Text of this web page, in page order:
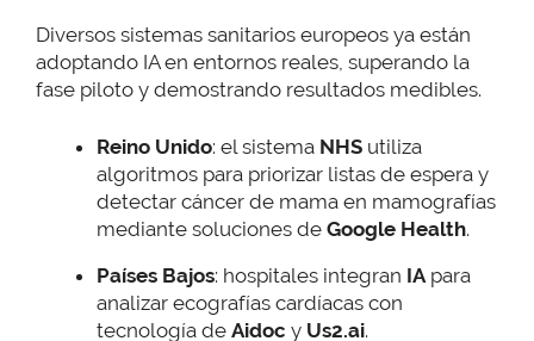
Diversos sistemas sanitarios europeos ya están
adoptando IA en entornos reales, superando la
fase piloto y demostrando resultados medibles.
Reino Unido: el sistema NHS utiliza
algoritmos para priorizar listas de espera y
detectar cáncer de mama en mamografías
mediante soluciones de Google Health.
Países Bajos: hospitales integran IApara
analizar ecografías cardíacas con
tecnología de Aidoc y Us2.ai.